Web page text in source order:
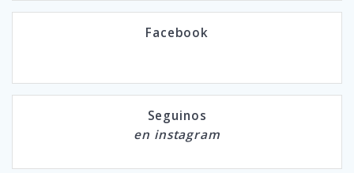
Facebook
Seguinos
en instagram